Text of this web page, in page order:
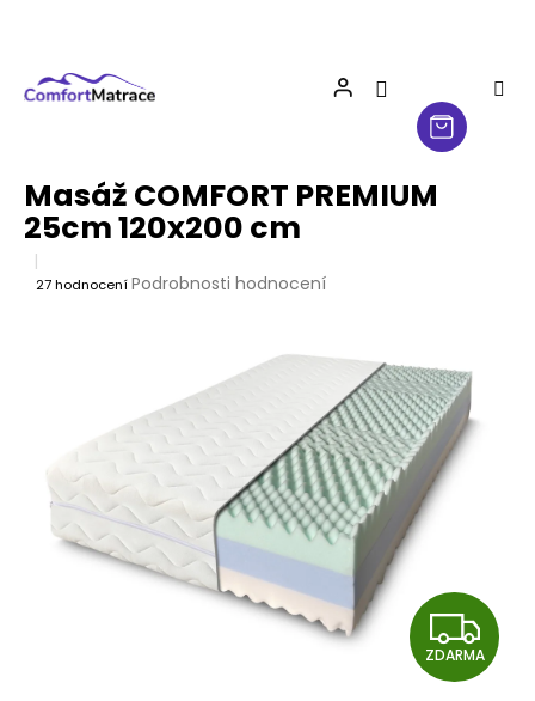
Masáž COMFORT PREMIUM
25cm 120x200 cm
Průměrné
hvězdiček.
27 hodnoceníPodrobnosti hodnocení
Z
D
ZDARMA